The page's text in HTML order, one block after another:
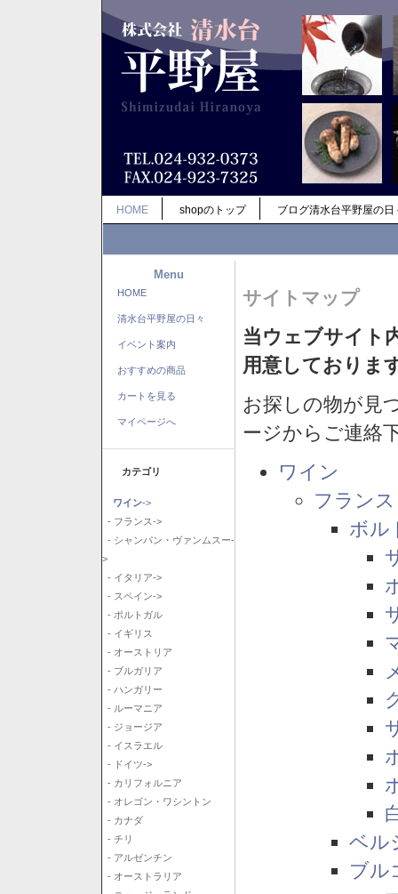
HOME shopのトップ ブログ清水台平野屋の日
Menu
HOME
清水台平野屋の日々
イベント案内
おすすめの商品
カートを見る
マイページへ
カテゴリ
ワイン->
- フランス->
- シャンパン・ヴァンムスー-
>
- イタリア->
- スペイン->
- ポルトガル
- イギリス
- オーストリア
- ブルガリア
- ハンガリー
- ルーマニア
- ジョージア
- イスラエル
- ドイツ->
- カリフォルニア
- オレゴン・ワシントン
- カナダ
- チリ
- アルゼンチン
- オーストラリア
サイトマップ
当ウェブサイト
用意しておりま
お探しの物が見
ージからご連絡
ワイン
フランス
ボル
ベル
ブル